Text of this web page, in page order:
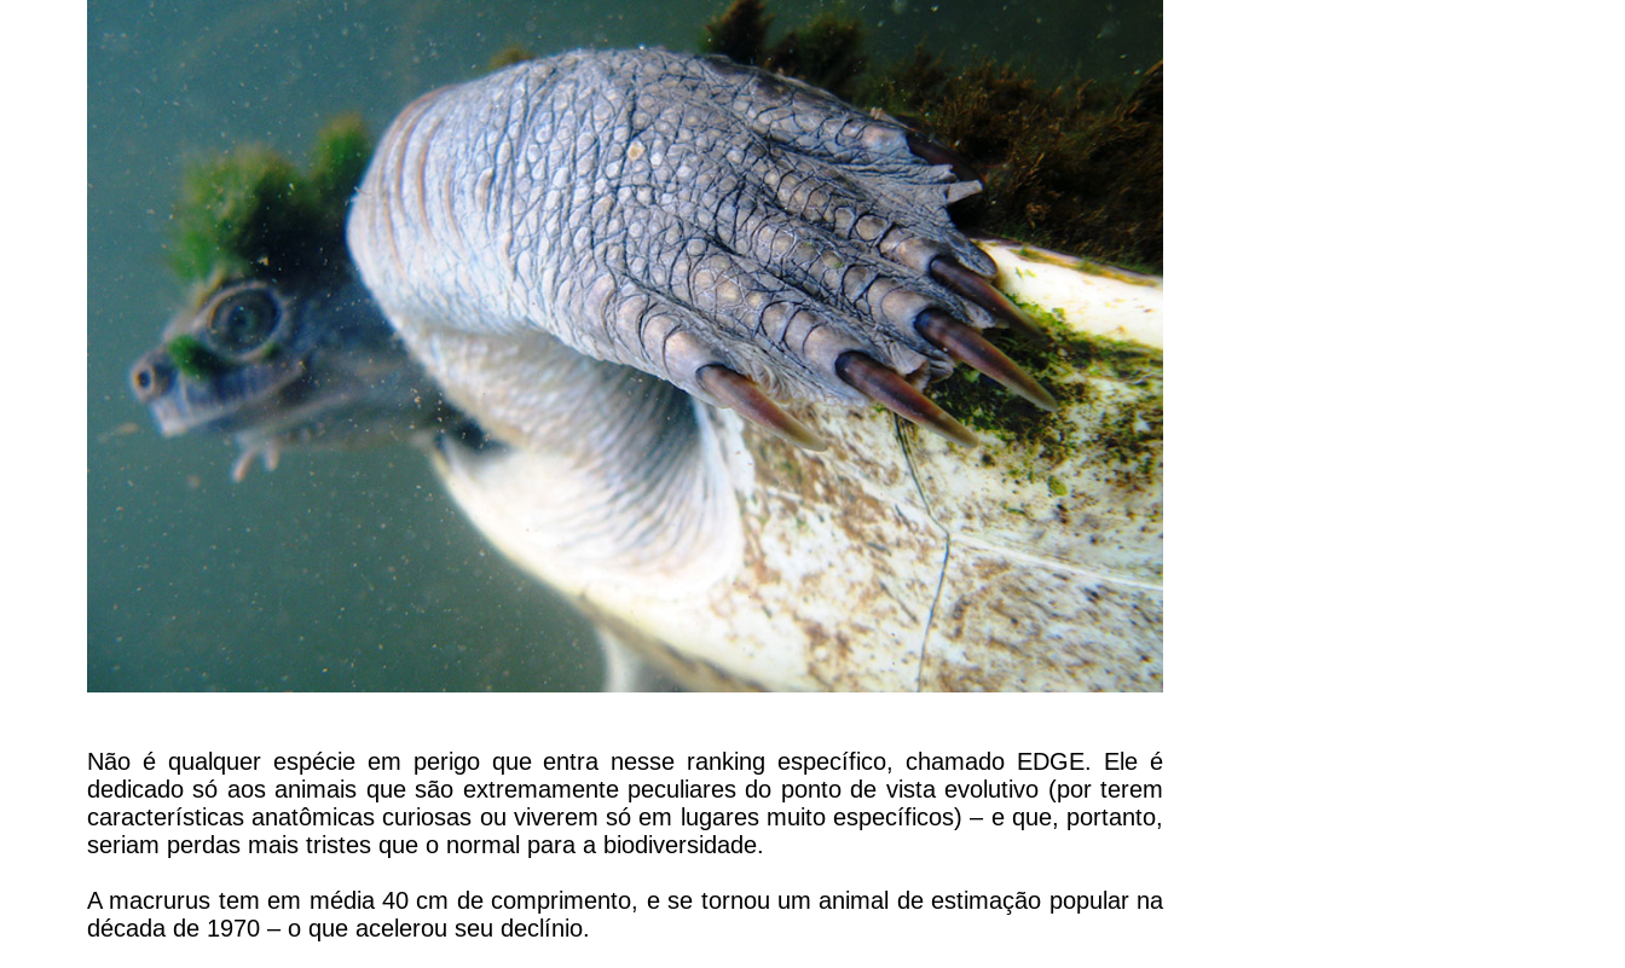
Não é qualquer espécie em perigo que entra nesse ranking específico, chamado EDGE. Ele é
dedicado só aos animais que são extremamente peculiares do ponto de vista evolutivo (por terem
características anatômicas curiosas ou viverem só em lugares muito específicos) – e que, portanto,
seriam perdas mais tristes que o normal para a biodiversidade.
A macrurus tem em média 40 cm de comprimento, e se tornou um animal de estimação popular na
década de 1970 – o que acelerou seu declínio.